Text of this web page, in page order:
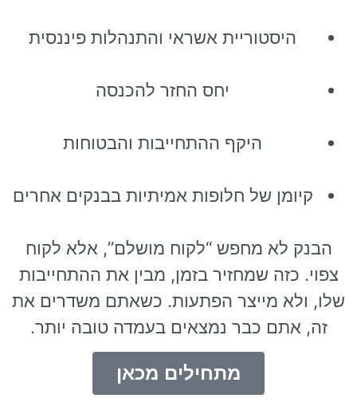
היסטוריית אשראי והתנהלות פיננסית
יחס החזר להכנסה
היקף ההתחייבות והבטוחות
קיומן של חלופות אמיתיות בבנקים אחרים
הבנק לא מחפש “לקוח מושלם”, אלא לקוח
צפוי. כזה שמחזיר בזמן, מבין את ההתחייבות
שלו, ולא מייצר הפתעות. כשאתם משדרים את
זה, אתם כבר נמצאים בעמדה טובה יותר.
מתחילים מכאן